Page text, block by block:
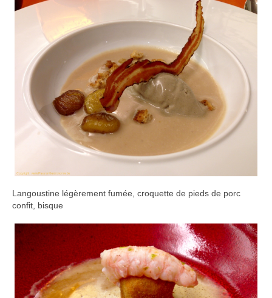
Langoustine légèrement fumée, croquette de pieds de porc
confit, bisque